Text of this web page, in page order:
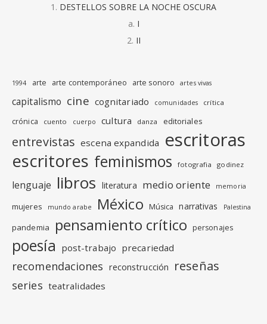
DESTELLOS SOBRE LA NOCHE OSCURA
I
II
1994 arte arte contemporáneo arte sonoro artes vivas
capitalismo cine cognitariado comunidades crítica
crónica cuento cuerpo cultura danza editoriales
entrevistas escena expandida escritoras
escritores feminismos fotografia godinez
lenguaje libros literatura medio oriente memoria
mujeres mundo arabe México Música narrativas Palestina
pandemia pensamiento crítico personajes
poesía post-trabajo precariedad
recomendaciones reconstrucción reseñas
series teatralidades